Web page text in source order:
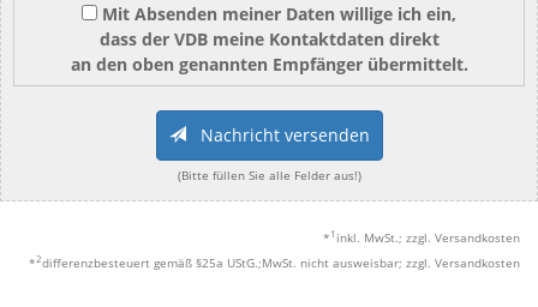
Mit Absenden meiner Daten willige ich ein,
dass der VDB meine Kontaktdaten direkt
an den oben genannten Empfänger übermittelt.
Nachricht versenden
(Bitte füllen Sie alle Felder aus!)
* 1 inkl. MwSt.; zzgl. Versandkosten
*2differenzbesteuert gemäß §25a UStG.;MwSt. nicht ausweisbar; zzgl. Versandkosten